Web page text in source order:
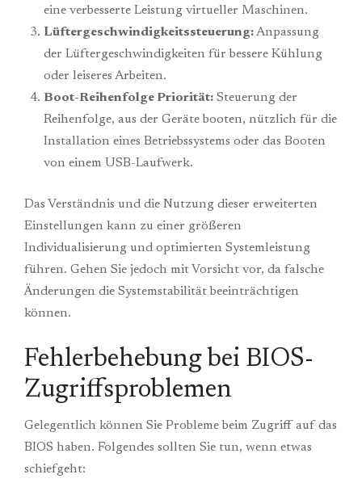
eine verbesserte Leistung virtueller Maschinen.
Lüftergeschwindigkeitssteuerung:Anpassung
der Lüftergeschwindigkeiten für bessere Kühlung
oder leiseres Arbeiten.
Boot-Reihenfolge Priorität: Steuerung der
Reihenfolge, aus der Geräte booten, nützlich für die
Installation eines Betriebssystems oder das Booten
von einem USB-Laufwerk.
Das Verständnis und die Nutzung dieser erweiterten
Einstellungen kann zu einer größeren
Individualisierung und optimierten Systemleistung
führen. Gehen Sie jedoch mit Vorsicht vor, da falsche
Änderungen die Systemstabilität beeinträchtigen
können.
Fehlerbehebung bei BIOS-
Zugriffsproblemen
Gelegentlich können Sie Probleme beim Zugriff auf das
BIOS haben. Folgendes sollten Sie tun, wenn etwas
schiefgeht: